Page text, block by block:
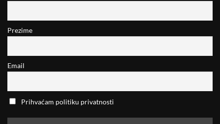
Prezime
Email
Prihvaćam politiku privatnosti